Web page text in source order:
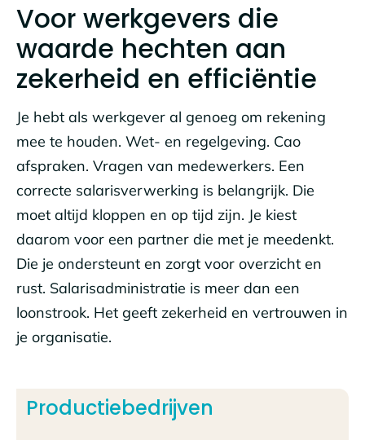
Voor werkgevers die
waarde hechten aan
zekerheid en efficiëntie
Je hebt als werkgever al genoeg om rekening
mee te houden. Wet- en regelgeving. Cao
afspraken. Vragen van medewerkers. Een
correcte salarisverwerking is belangrijk. Die
moet altijd kloppen en op tijd zijn. Je kiest
daarom voor een partner die met je meedenkt.
Die je ondersteunt en zorgt voor overzicht en
rust. Salarisadministratie is meer dan een
loonstrook. Het geeft zekerheid en vertrouwen in
je organisatie.
Productiebedrijven